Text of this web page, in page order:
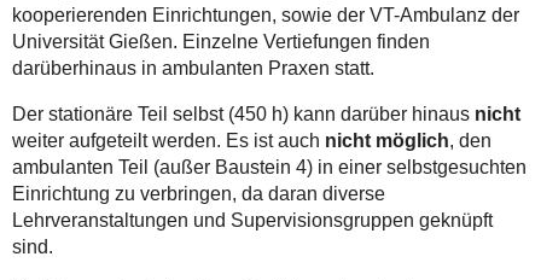
kooperierenden Einrichtungen, sowie der VT-Ambulanz der
Universität Gießen. Einzelne Vertiefungen finden
darüberhinaus in ambulanten Praxen statt.
Der stationäre Teil selbst (450 h) kann darüber hinaus nicht
weiter aufgeteilt werden. Es ist auch nicht möglich, den
ambulanten Teil (außer Baustein 4) in einer selbstgesuchten
Einrichtung zu verbringen, da daran diverse
Lehrveranstaltungen und Supervisionsgruppen geknüpft
sind.